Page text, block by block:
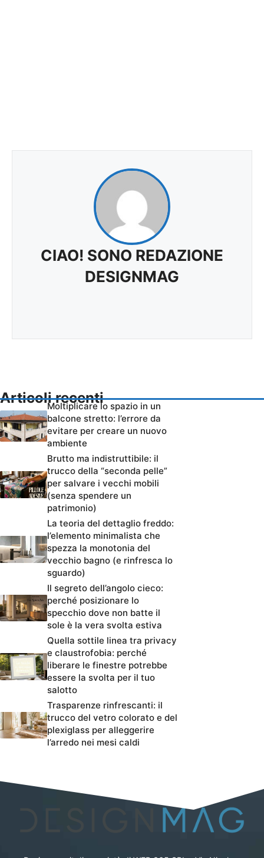
CIAO! SONO REDAZIONE
DESIGNMAG
Articoli recenti
Moltiplicare lo spazio in un
balcone stretto: l’errore da
evitare per creare un nuovo
ambiente
Brutto ma indistruttibile: il
trucco della “seconda pelle”
per salvare i vecchi mobili
(senza spendere un
patrimonio)
La teoria del dettaglio freddo:
l’elemento minimalista che
spezza la monotonia del
vecchio bagno (e rinfresca lo
sguardo)
Il segreto dell’angolo cieco:
perché posizionare lo
specchio dove non batte il
sole è la vera svolta estiva
Quella sottile linea tra privacy
e claustrofobia: perché
liberare le finestre potrebbe
essere la svolta per il tuo
salotto
Trasparenze rinfrescanti: il
trucco del vetro colorato e del
plexiglass per alleggerire
l’arredo nei mesi caldi